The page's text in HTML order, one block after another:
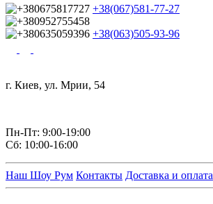
+38(067)581-77-27
+38(063)505-93-96
г. Киев, ул. Мрии, 54
Пн-Пт: 9:00-19:00
Сб: 10:00-16:00
Наш Шоу Рум Контакты Доставка и оплата